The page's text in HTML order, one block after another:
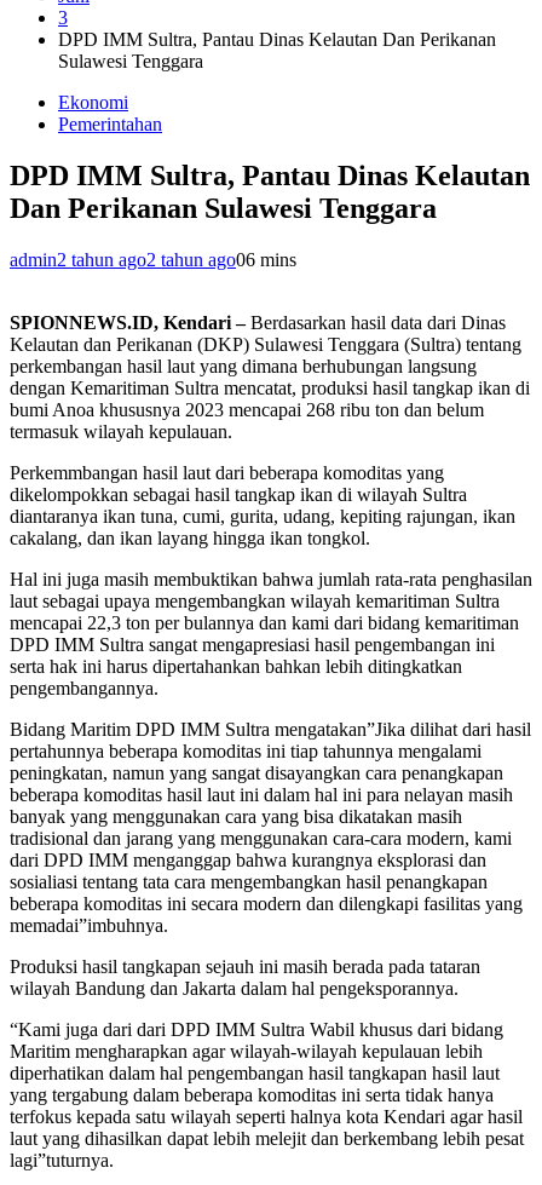
3
DPD IMM Sultra, Pantau Dinas Kelautan Dan Perikanan
Sulawesi Tenggara
Ekonomi
Pemerintahan
DPD IMM Sultra, Pantau Dinas Kelautan
Dan Perikanan Sulawesi Tenggara
admin2 tahun ago2 tahun ago06 mins
SPIONNEWS.ID, Kendari –Berdasarkan hasil data dari Dinas
Kelautan dan Perikanan (DKP) Sulawesi Tenggara (Sultra) tentang
perkembangan hasil laut yang dimana berhubungan langsung
dengan Kemaritiman Sultra mencatat, produksi hasil tangkap ikan di
bumi Anoa khususnya 2023 mencapai 268 ribu ton dan belum
termasuk wilayah kepulauan.
Perkemmbangan hasil laut dari beberapa komoditas yang
dikelompokkan sebagai hasil tangkap ikan di wilayah Sultra
diantaranya ikan tuna, cumi, gurita, udang, kepiting rajungan, ikan
cakalang, dan ikan layang hingga ikan tongkol.
Hal ini juga masih membuktikan bahwa jumlah rata-rata penghasilan
laut sebagai upaya mengembangkan wilayah kemaritiman Sultra
mencapai 22,3 ton per bulannya dan kami dari bidang kemaritiman
DPD IMM Sultra sangat mengapresiasi hasil pengembangan ini
serta hak ini harus dipertahankan bahkan lebih ditingkatkan
pengembangannya.
Bidang Maritim DPD IMM Sultra mengatakan”Jika dilihat dari hasil
pertahunnya beberapa komoditas ini tiap tahunnya mengalami
peningkatan, namun yang sangat disayangkan cara penangkapan
beberapa komoditas hasil laut ini dalam hal ini para nelayan masih
banyak yang menggunakan cara yang bisa dikatakan masih
tradisional dan jarang yang menggunakan cara-cara modern, kami
dari DPD IMM menganggap bahwa kurangnya eksplorasi dan
sosialiasi tentang tata cara mengembangkan hasil penangkapan
beberapa komoditas ini secara modern dan dilengkapi fasilitas yang
memadai”imbuhnya.
Produksi hasil tangkapan sejauh ini masih berada pada tataran
wilayah Bandung dan Jakarta dalam hal pengeksporannya.
“Kami juga dari dari DPD IMM Sultra Wabil khusus dari bidang
Maritim mengharapkan agar wilayah-wilayah kepulauan lebih
diperhatikan dalam hal pengembangan hasil tangkapan hasil laut
yang tergabung dalam beberapa komoditas ini serta tidak hanya
terfokus kepada satu wilayah seperti halnya kota Kendari agar hasil
laut yang dihasilkan dapat lebih melejit dan berkembang lebih pesat
lagi”tuturnya.